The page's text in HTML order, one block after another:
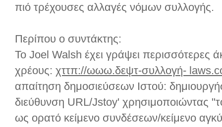
πιό τρέχουσες αλλαγές νόμων συλλογής.
Περίπου ο συντάκτης:
Το Joel Walsh έχει γράψει περισσότερες
χρέους: χττπ://ωωω.δεψτ-συλλογή-
απαίτηση δημοσιεύσεων Ιστού:
διεύθυνση URL/Jstoy' χρησιμοποιώντας
ως ορατό κείμενο συνδέσεων/κείμενο